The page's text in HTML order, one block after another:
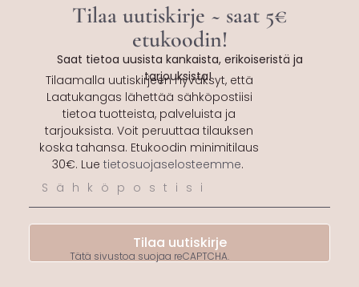
Tilaa uutiskirje ~ saat 5€
etukoodin!
Saat tietoa uusista kankaista, erikoiseristä ja
tarjouksista!
Tilaamalla uutiskirjeen hyväksyt, että
Laatukangas lähettää sähköpostiisi
tietoa tuotteista, palveluista ja
tarjouksista. Voit peruuttaa tilauksen
koska tahansa. Etukoodin minimitilaus
30€. Lue tietosuojaselosteemme.
Tilaa uutiskirje
Tätä sivustoa suojaa reCAPTCHA.